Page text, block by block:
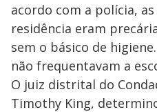
acordo com a polícia,
residência eram
sem o básico de
não frequentavam a
O juiz distrital do
Timothy King,